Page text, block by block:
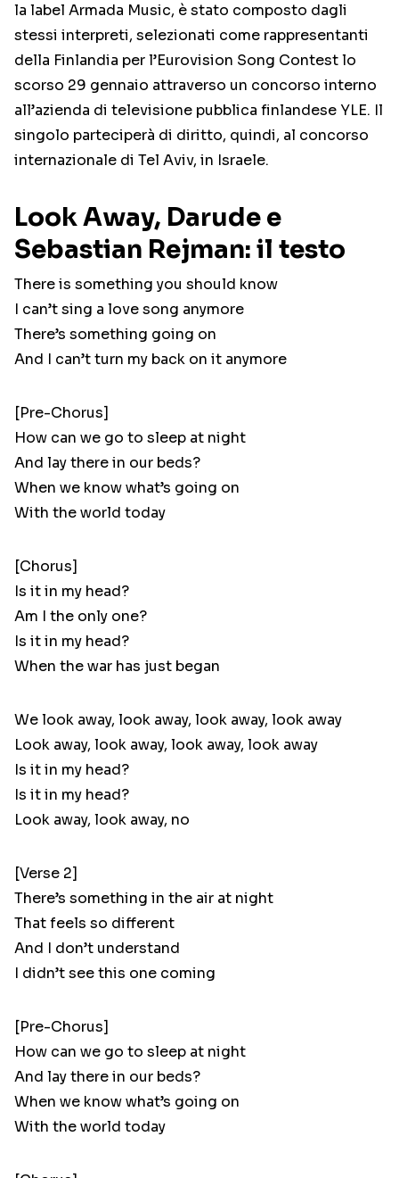
la label Armada Music, è stato composto dagli
stessi interpreti, selezionati come rappresentanti
della Finlandia per l’Eurovision Song Contest lo
scorso 29 gennaio attraverso un concorso interno
all’azienda di televisione pubblica finlandese YLE. Il
singolo parteciperà di diritto, quindi, al concorso
internazionale di Tel Aviv, in Israele.
Look Away, Darude e
Sebastian Rejman: il testo
There is something you should know
I can’t sing a love song anymore
There’s something going on
And I can’t turn my back on it anymore
[Pre-Chorus]
How can we go to sleep at night
And lay there in our beds?
When we know what’s going on
With the world today
[Chorus]
Is it in my head?
Am I the only one?
Is it in my head?
When the war has just began
We look away, look away, look away, look away
Look away, look away, look away, look away
Is it in my head?
Is it in my head?
Look away, look away, no
[Verse 2]
There’s something in the air at night
That feels so different
And I don’t understand
I didn’t see this one coming
[Pre-Chorus]
How can we go to sleep at night
And lay there in our beds?
When we know what’s going on
With the world today